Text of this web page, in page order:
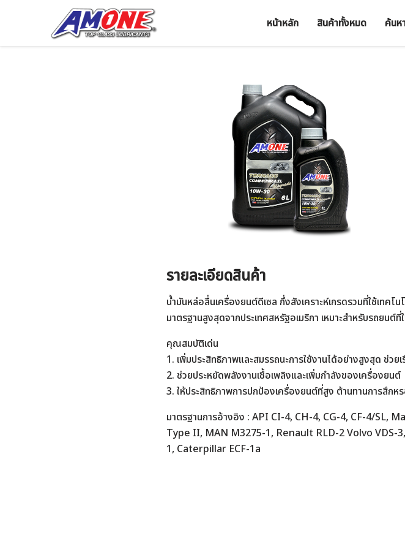
หน้าหลัก สินค้าทั้งหมด ค้นห
Search
for:
รายละเอียดสินค้า
น้ำมันหล่อลื่นเครื่องยนต์ดีเซล กึ่งสังเคราะห์เกรดรวมที่ใช้เทค
มาตรฐานสูงสุดจากประเทศสหรัฐอเมริกา เหมาะสำหรับรถยนต์
คุณสมบัติเด่น
1. เพิ่มประสิทธิภาพและสมรรถนะการใช้งานได้อย่างสูงสุด ช่ว
2. ช่วยประหยัดพลังงานเชื้อเพลิงและเพิ่มกำลังของเครื่องยนต์
3. ให้ประสิทธิภาพการปกป้องเครื่องยนต์ที่สูง ต้านทานการสึกห
มาตรฐานการอ้างอิง : API CI-4, CH-4, CG-4, CF-4/SL,
Type II, MAN M3275-1, Renault RLD-2 Volvo VDS-
1, Caterpillar ECF-1a